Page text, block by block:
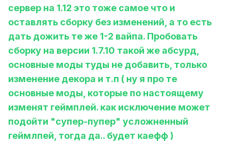
сервер на 1.12 это тоже самое что и
оставлять сборку без изменений, а то есть
дать дожить те же 1-2 вайпа. Пробовать
сборку на версии 1.7.10 такой же абсурд,
основные моды туды не добавить, только
изменение декора и т.п ( ну я про те
основные моды, которые по настоящему
изменят геймплей. как исключение может
подойти "супер-пупер" усложненный
геймлпей, тогда да.. будет каефф )